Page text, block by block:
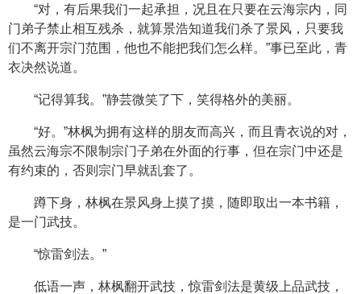
“对，有后果我们一起承担，况且在只要在云海宗内，同
门弟子禁止相互残杀，就算景浩知道我们杀了景风，只要我
们不离开宗门范围，他也不能把我们怎么样。”事已至此，青
衣决然说道。
“记得算我。”静芸微笑了下，笑得格外的美丽。
“好。”林枫为拥有这样的朋友而高兴，而且青衣说的对，
虽然云海宗不限制宗门子弟在外面的行事，但在宗门中还是
有约束的，否则宗门早就乱套了。
蹲下身，林枫在景风身上摸了摸，随即取出一本书籍，
是一门武技。
“惊雷剑法。”
低语一声，林枫翻开武技，惊雷剑法是黄级上品武技，